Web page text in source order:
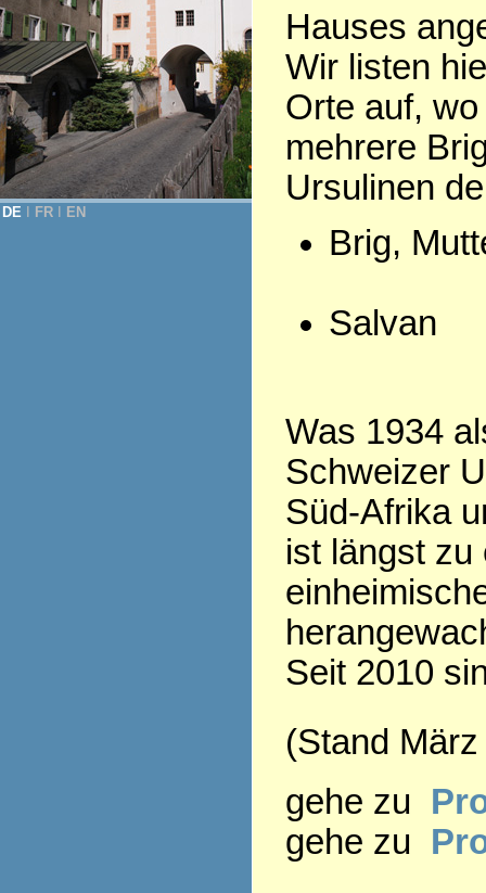
DE FR EN
Hauses
Wir listen
Orte auf,
mehrere
Ursulinen
Brig,
Salvan
Was 1934
Schweizer
Süd-Afrika
ist längst zu
Seit 2010
(Stand
gehe zu
gehe zu